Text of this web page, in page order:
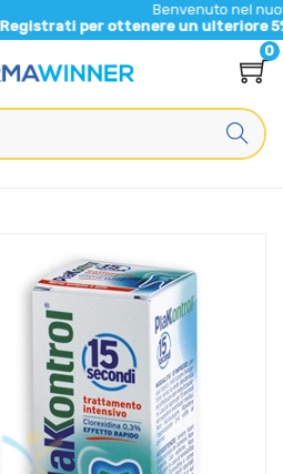
Benvenuto nel nuovo sito di
ottenere un ulteriore 5% di
0
Spray 50 ml